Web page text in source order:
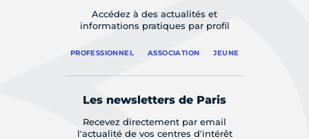
Accédez à des actualités et
informations pratiques par profil
PROFESSIONNEL ASSOCIATION JEUNE
Les newsletters de Paris
Recevez directement par email
l'actualité de vos centres d'intérêt